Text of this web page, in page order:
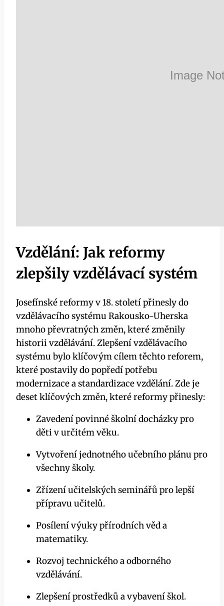
Vzdělání: Jak reformy
zlepšily vzdělávací systém
Josefínské reformy v 18. století přinesly do
vzdělávacího systému Rakousko-Uherska
mnoho převratných změn, které změnily
historii vzdělávání. Zlepšení vzdělávacího
systému bylo klíčovým cílem těchto reforem,
které postavily do popředí potřebu
modernizace a standardizace vzdělání. Zde je
deset klíčových změn, které reformy přinesly:
Zavedení povinné školní docházky pro
děti v určitém věku.
Vytvoření jednotného učebního plánu pro
všechny školy.
Zřízení učitelských seminářů pro lepší
přípravu učitelů.
Posílení výuky přírodních věd a
matematiky.
Rozvoj technického a odborného
vzdělávání.
Zlepšení prostředků a vybavení škol.